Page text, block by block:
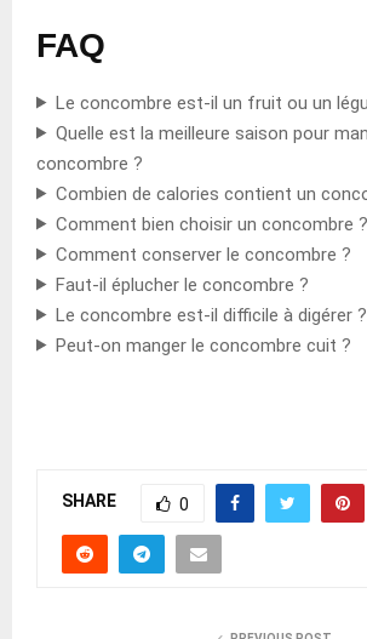
FAQ
Le concombre est-il un fruit ou un
Quelle est la meilleure saison pour
concombre ?
Combien de calories contient un
Comment bien choisir un concombre ?
Comment conserver le concombre ?
Faut-il éplucher le concombre ?
Le concombre est-il difficile à digérer ?
Peut-on manger le concombre cuit ?
SHARE 0